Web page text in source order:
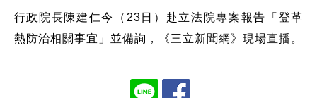
行政院長陳建仁今（23日）赴立法院專案報告「登革
熱防治相關事宜」並備詢，《三立新聞網》現場直播。